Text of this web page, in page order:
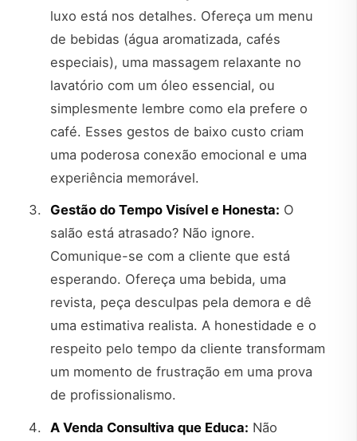
luxo está nos detalhes. Ofereça um menu
de bebidas (água aromatizada, cafés
especiais), uma massagem relaxante no
lavatório com um óleo essencial, ou
simplesmente lembre como ela prefere o
café. Esses gestos de baixo custo criam
uma poderosa conexão emocional e uma
experiência memorável.
Gestão do Tempo Visível e Honesta: O
salão está atrasado? Não ignore.
Comunique-se com a cliente que está
esperando. Ofereça uma bebida, uma
revista, peça desculpas pela demora e dê
uma estimativa realista. A honestidade e o
respeito pelo tempo da cliente transformam
um momento de frustração em uma prova
de profissionalismo.
A Venda Consultiva que Educa: Não